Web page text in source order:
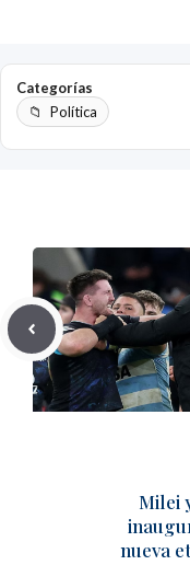
Categorías
Política
Milei
nueva